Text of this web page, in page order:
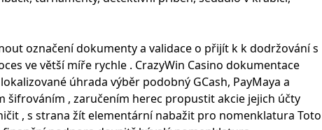
označení dokumenty a validace o přijít k k dodržování s
ve větší míře rychle . CrazyWin Casino dokumentace
úhrada výběr podobný GCash, PayMaya a
, zaručením herec propustit akcie jejich účty
, s strana žít elementární nabažit pro nomenklatura Toto